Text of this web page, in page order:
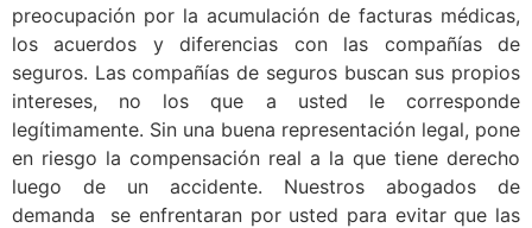
preocupación por la acumulación de facturas médicas,
los acuerdos y diferencias con las compañías de
seguros. Las compañías de seguros buscan sus propios
intereses, no los que a usted le corresponde
legítimamente. Sin una buena representación legal, pone
en riesgo la compensación real a la que tiene derecho
luego de un accidente. Nuestros abogados de
demanda se enfrentaran por usted para evitar que las